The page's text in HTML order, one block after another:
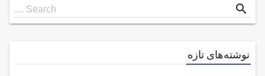
Search
for
Search … search
نوشته‌های تازه